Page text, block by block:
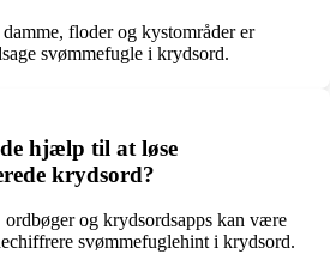
floder og kystområder er
svømmefugle i krydsord.
hjælp til at løse
krydsord?
og krydsordsapps kan være
svømmefuglehint i krydsord.